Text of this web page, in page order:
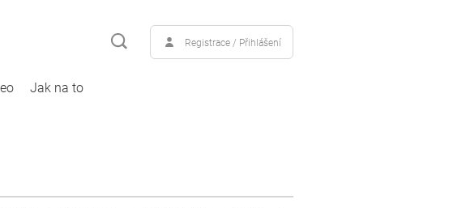
Registrace / Přihlášení
Jak na to